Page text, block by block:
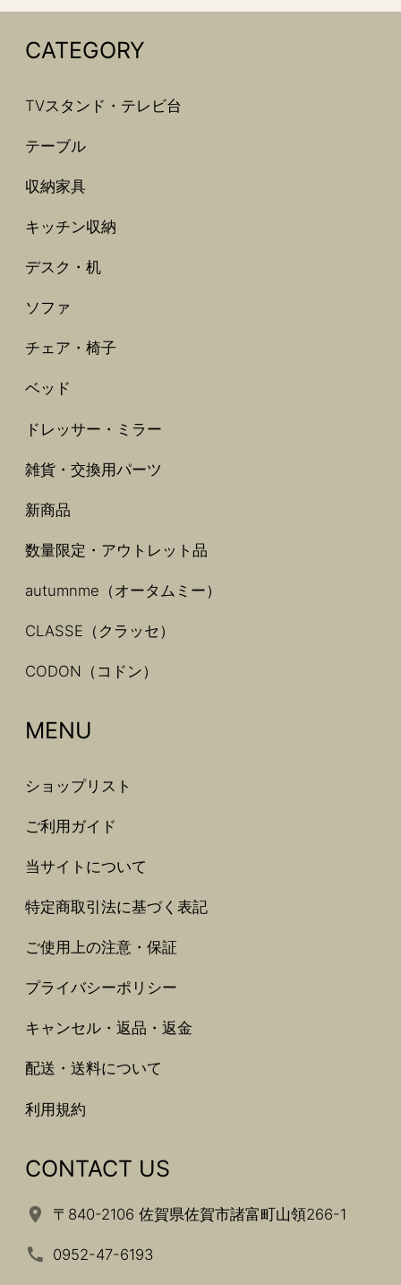
CATEGORY
TVスタンド・テレビ台
テーブル
収納家具
キッチン収納
デスク・机
ソファ
チェア・椅子
ベッド
ドレッサー・ミラー
雑貨・交換用パーツ
新商品
数量限定・アウトレット品
autumnme（オータムミー）
CLASSE（クラッセ）
CODON（コドン）
MENU
ショップリスト
ご利用ガイド
当サイトについて
特定商取引法に基づく表記
ご使用上の注意・保証
プライバシーポリシー
キャンセル・返品・返金
配送・送料について
利用規約
CONTACT US
〒840-2106 佐賀県佐賀市諸富町山領266-1
0952-47-6193